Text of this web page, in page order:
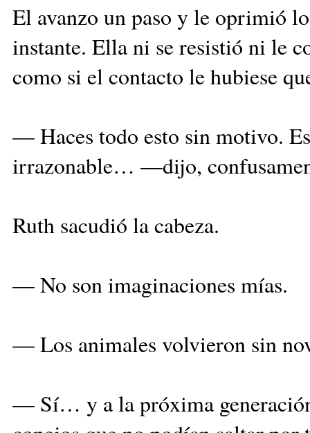
El avanzo un paso y le oprimió
instante. Ella ni se resistió ni le
como si el contacto le hubiese
— Haces todo esto sin motivo.
irrazonable… —dijo,
Ruth sacudió la cabeza.
— No son imaginaciones mías.
— Los animales volvieron sin
— Sí… y a la próxima